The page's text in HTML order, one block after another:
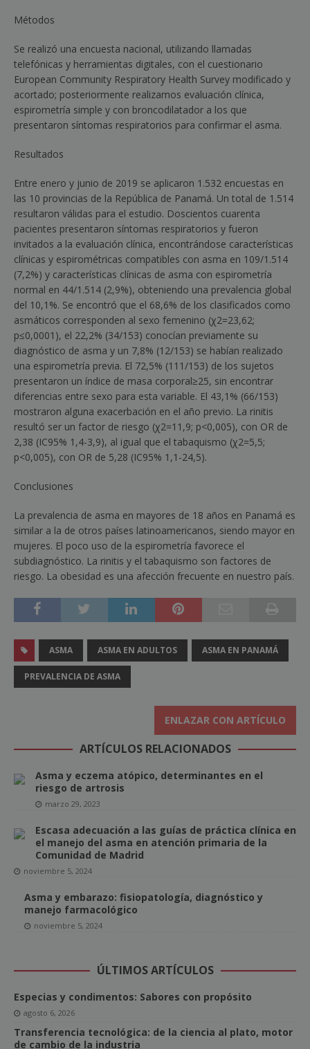
Métodos
Se realizó una encuesta nacional, utilizando llamadas
telefónicas y herramientas digitales, con el cuestionario
European Community Respiratory Health Survey modificado y
acortado; posteriormente realizamos evaluación clínica,
espirometría simple y con broncodilatador a los que
presentaron síntomas respiratorios para confirmar el asma.
Resultados
Entre enero y junio de 2019 se aplicaron 1.532 encuestas en
las 10 provincias de la República de Panamá. Un total de 1.514
resultaron válidas para el estudio. Doscientos cuarenta
pacientes presentaron síntomas respiratorios y fueron
invitados a la evaluación clínica, encontrándose características
clínicas y espirométricas compatibles con asma en 109/1.514
(7,2%) y características clínicas de asma con espirometría
normal en 44/1.514 (2,9%), obteniendo una prevalencia global
del 10,1%. Se encontró que el 68,6% de los clasificados como
asmáticos corresponden al sexo femenino (χ2=23,62;
p≤0,0001), el 22,2% (34/153) conocían previamente su
diagnóstico de asma y un 7,8% (12/153) se habían realizado
una espirometría previa. El 72,5% (111/153) de los sujetos
presentaron un índice de masa corporal≥25, sin encontrar
diferencias entre sexo para esta variable. El 43,1% (66/153)
mostraron alguna exacerbación en el año previo. La rinitis
resultó ser un factor de riesgo (χ2=11,9; p<0,005), con OR de
2,38 (IC95% 1,4-3,9), al igual que el tabaquismo (χ2=5,5;
p<0,005), con OR de 5,28 (IC95% 1,1-24,5).
Conclusiones
La prevalencia de asma en mayores de 18 años en Panamá es
similar a la de otros países latinoamericanos, siendo mayor en
mujeres. El poco uso de la espirometría favorece el
subdiagnóstico. La rinitis y el tabaquismo son factores de
riesgo. La obesidad es una afección frecuente en nuestro país.
ASMA ASMA EN ADULTOS ASMA EN PANAMÁ
PREVALENCIA DE ASMA
ENLAZAR CON ARTÍCULO
ARTÍCULOS RELACIONADOS
Asma y eczema atópico, determinantes en el
riesgo de artrosis
marzo 29, 2023
Escasa adecuación a las guías de práctica clínica en
el manejo del asma en atención primaria de la
Comunidad de Madrid
noviembre 5, 2024
Asma y embarazo: fisiopatología, diagnóstico y
manejo farmacológico
noviembre 5, 2024
ÚLTIMOS ARTÍCULOS
Especias y condimentos: Sabores con propósito
agosto 6, 2026
Transferencia tecnológica: de la ciencia al plato, motor
de cambio de la industria